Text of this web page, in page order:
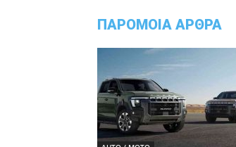
ΠΑΡΟΜΟΙΑ ΑΡΘΡΑ